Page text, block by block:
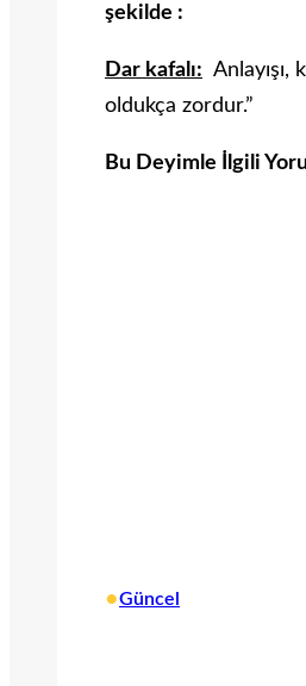
şekilde :
Dar kafalı: Anlayışı,
oldukça zordur.”
Bu Deyimle İlgili
•Güncel